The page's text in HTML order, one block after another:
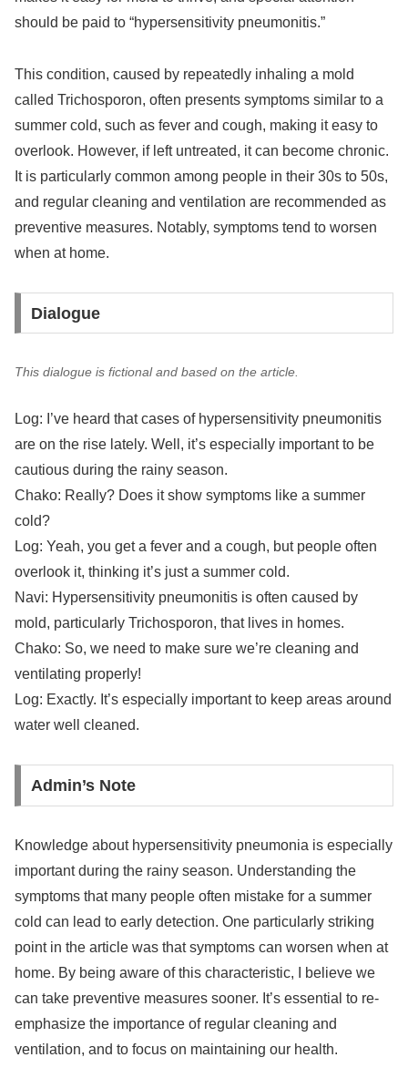
should be paid to “hypersensitivity pneumonitis.”
This condition, caused by repeatedly inhaling a mold
called Trichosporon, often presents symptoms similar to a
summer cold, such as fever and cough, making it easy to
overlook. However, if left untreated, it can become chronic.
It is particularly common among people in their 30s to 50s,
and regular cleaning and ventilation are recommended as
preventive measures. Notably, symptoms tend to worsen
when at home.
Dialogue
This dialogue is fictional and based on the article.
Log: I’ve heard that cases of hypersensitivity pneumonitis
are on the rise lately. Well, it’s especially important to be
cautious during the rainy season.
Chako: Really? Does it show symptoms like a summer
cold?
Log: Yeah, you get a fever and a cough, but people often
overlook it, thinking it’s just a summer cold.
Navi: Hypersensitivity pneumonitis is often caused by
mold, particularly Trichosporon, that lives in homes.
Chako: So, we need to make sure we’re cleaning and
ventilating properly!
Log: Exactly. It’s especially important to keep areas around
water well cleaned.
Admin’s Note
Knowledge about hypersensitivity pneumonia is especially
important during the rainy season. Understanding the
symptoms that many people often mistake for a summer
cold can lead to early detection. One particularly striking
point in the article was that symptoms can worsen when at
home. By being aware of this characteristic, I believe we
can take preventive measures sooner. It’s essential to re-
emphasize the importance of regular cleaning and
ventilation, and to focus on maintaining our health.